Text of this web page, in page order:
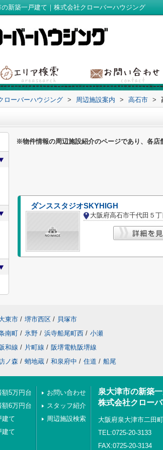
新築一戸建て｜株式会社クローバーハウジング
ローバーハウジング > 周辺施設案内 > 高石市 >
※物件情報の周辺施設紹介のページであり、各店
ダンススタジオSKYHIGH
大阪府高石市千代田５丁
東市 / 堺市西区 / 貝塚市
南町 / 氷野 / 浜寺船尾町西 / 小瀬
和線 / 片町線 / 阪堺電軌阪堺線
ノ森 / 蛸地蔵 / 和泉府中 / 住道 / 船尾
額5万円台
額6万円台
建て
建て
お問い合わせ
スタッフ紹介
周辺施設検索
泉大津市の新築
株式会社クロー
大阪府泉大津市二田
TEL:0725-20-3133
FAX:0725-20-3134